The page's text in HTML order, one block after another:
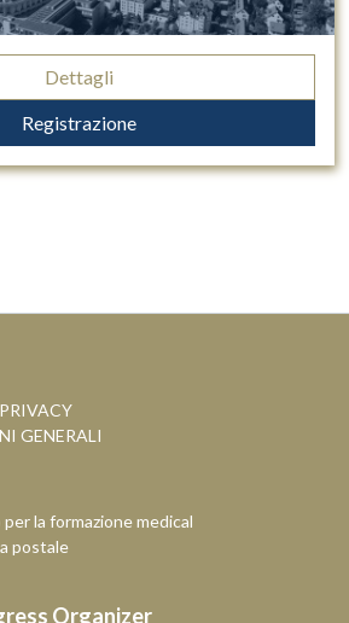
Dettagli
Registrazione
GENERALI
la formazione medical
postale
Organizer